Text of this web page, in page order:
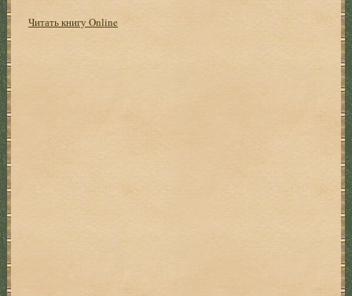
Читать книгу Online